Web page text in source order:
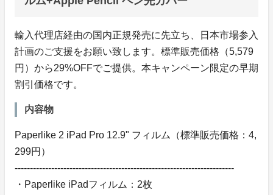
輸入代理店経由の国内正規発売に先立ち、日本市場参入
計画のご支援をお願い致します。標準販売価格（5,579
円）から29%OFFでご提供。本キャンペーン限定の早期
割引価格です。
内容物
Paperlike 2 iPad Pro 12.9" フィルム（標準販売価格：4,
299円）
------------------------------------------------------------------------
・Paperlike iPadフィルム：2枚